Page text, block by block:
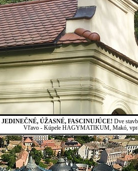
JEDINEČNÉ, ÚŽASNÉ, FASCINUJÚCE! Dve
Vľavo - Kúpele HAGYMATIKUM, Makó,